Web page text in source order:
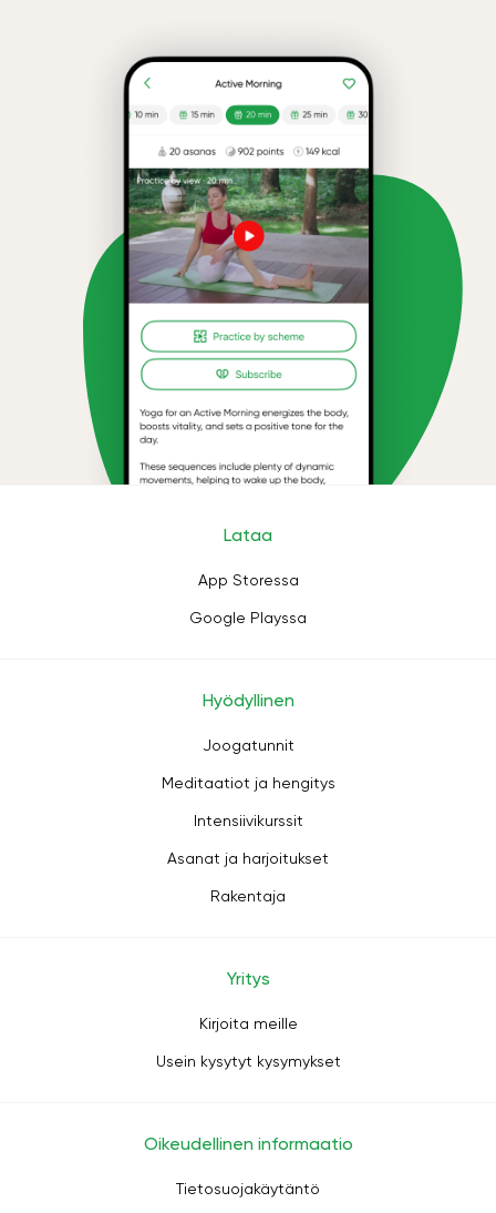
Lataa
App Storessa
Google Playssa
Hyödyllinen
Joogatunnit
Meditaatiot ja hengitys
Intensiivikurssit
Asanat ja harjoitukset
Rakentaja
Yritys
Kirjoita meille
Usein kysytyt kysymykset
Oikeudellinen informaatio
Tietosuojakäytäntö